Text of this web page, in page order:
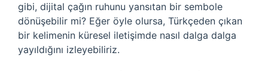
gibi, dijital çağın ruhunu yansıtan bir sembole
dönüşebilir mi? Eğer öyle olursa, Türkçeden çıkan
bir kelimenin küresel iletişimde nasıl dalga dalga
yayıldığını izleyebiliriz.